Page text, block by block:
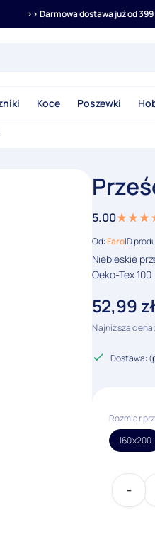
>> Darmowa dostawa już od 399
Koce Poszewki
5.00
Od:FaroID
Niebieskie
Oeko-Tex 100
52,99zł
Najniższa
Dostawa: (
Rozmiar
160x200
-